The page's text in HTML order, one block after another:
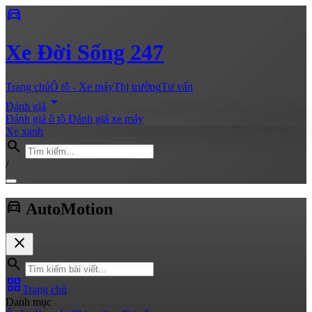
directions_car
Xe Đời Sống 247
Trang chủÔ tô - Xe máyThị trườngTư vấn
Đánh giá arrow_drop_down
Đánh giá ô tô Đánh giá xe máy
Xe xanh
search
/
directions_car AutoMotion
close
search
grid_viewTrang chủ
Danh mục